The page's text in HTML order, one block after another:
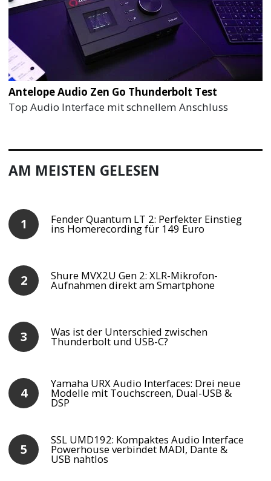
Antelope Audio Zen Go Thunderbolt Test
Top Audio Interface mit schnellem Anschluss
AM MEISTEN GELESEN
Fender Quantum LT 2: Perfekter Einstieg
ins Homerecording für 149 Euro
Shure MVX2U Gen 2: XLR-Mikrofon-
Aufnahmen direkt am Smartphone
Was ist der Unterschied zwischen
Thunderbolt und USB-C?
Yamaha URX Audio Interfaces: Drei neue
Modelle mit Touchscreen, Dual-USB &
DSP
SSL UMD192: Kompaktes Audio Interface
Powerhouse verbindet MADI, Dante &
USB nahtlos